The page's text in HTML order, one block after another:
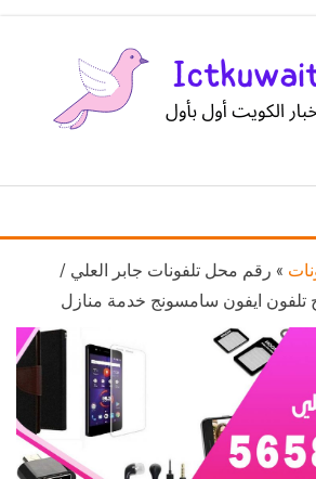
الكويت
» رقم محل تلفونات جابر العلي /